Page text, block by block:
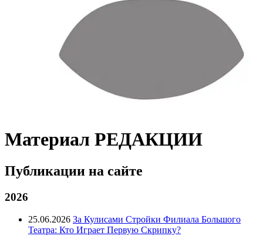
Материал РЕДАКЦИИ
Публикации на сайте
2026
25.06.2026 За Кулисами Стройки Филиала Большого
Театра: Кто Играет Первую Скрипку?